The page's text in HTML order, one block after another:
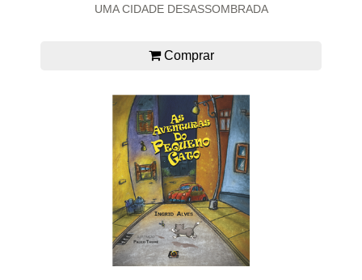
UMA CIDADE DESASSOMBRADA
Comprar